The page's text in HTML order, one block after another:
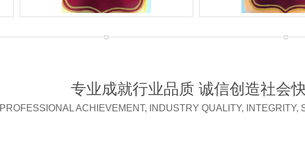
专业成就行业品质 诚信创造社会
PROFESSIONAL ACHIEVEMENT, INDUSTRY QUALITY, INTEGRITY,